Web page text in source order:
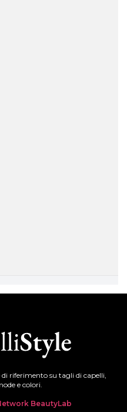
riferimento su tagli di capelli,
e colori.
BeautyLab